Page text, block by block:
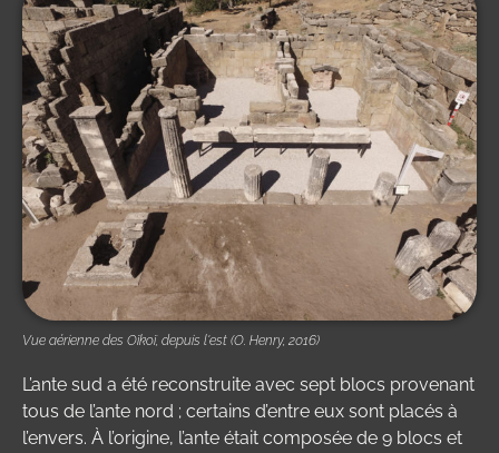
Vue aérienne des Oïkoï, depuis l'est (O. Henry, 2016)
L’ante sud a été reconstruite avec sept blocs provenant
tous de l’ante nord ; certains d’entre eux sont placés à
l’envers. À l’origine, l’ante était composée de 9 blocs et